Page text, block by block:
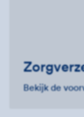
Bekijk de